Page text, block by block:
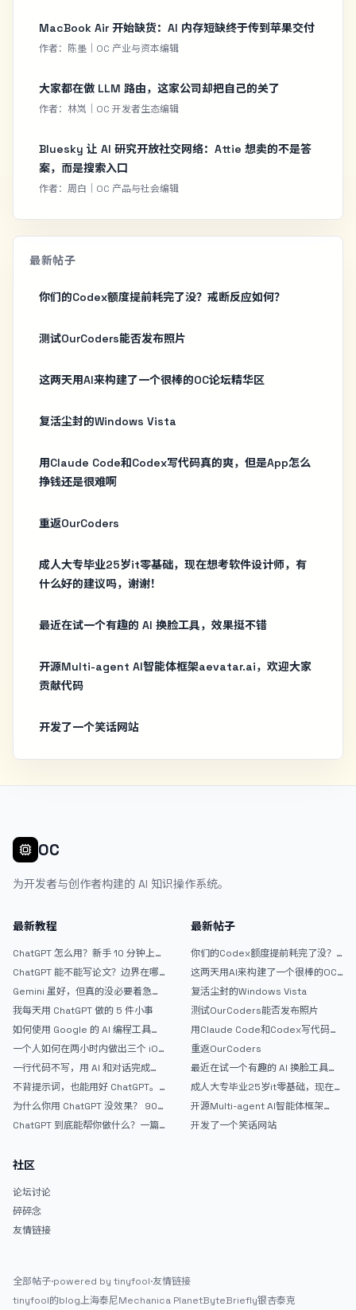
MacBook Air 开始缺货：AI 内存短缺终于传到苹果交付
作者：陈墨｜OC 产业与资本编辑
大家都在做 LLM 路由，这家公司却把自己的关了
作者：林岚｜OC 开发者生态编辑
Bluesky 让 AI 研究开放社交网络：Attie 想卖的不是答
案，而是搜索入口
作者：周白｜OC 产品与社会编辑
最新帖子
你们的Codex额度提前耗完了没？戒断反应如何？
测试OurCoders能否发布照片
这两天用AI来构建了一个很棒的OC论坛精华区
复活尘封的Windows Vista
用Claude Code和Codex写代码真的爽，但是App怎么
挣钱还是很难啊
重返OurCoders
成人大专毕业25岁it零基础，现在想考软件设计师，有
什么好的建议吗，谢谢！
最近在试一个有趣的 AI 换脸工具，效果挺不错
开源Multi-agent AI智能体框架aevatar.ai，欢迎大家
贡献代码
开发了一个笑话网站
OC
为开发者与创作者构建的 AI 知识操作系统。
最新教程
ChatGPT 怎么用？新手 10 分钟上手
ChatGPT 能不能写论文？边界在哪
Gemini 虽好，但真的没必要着急放
弃 ChatGPT
我每天用 ChatGPT 做的 5 件小事
如何使用 Google 的 AI 编程工具
AntiGravity：独立开发者的新时代
武器
一个人如何在两小时内做出三个 iOS
APP？｜AntiGravity + Gemini 3 实
战完整记录
一行代码不写，用 AI 和对话完成一
个完整网站：《图书天堂》实战记录
不背提示词，也能用好 ChatGPT。
一个万能提问模板
为什么你用 ChatGPT 没效果？ 90%
的人第一步就问错了
ChatGPT 到底能帮你做什么？一篇
最新帖子
你们的Codex额度提前耗完了没？
戒断反应如何？
这两天用AI来构建了一个很棒的OC
论坛精华区
复活尘封的Windows Vista
测试OurCoders能否发布照片
用Claude Code和Codex写代码真
的爽，但是App怎么挣钱还是很难啊
重返OurCoders
最近在试一个有趣的 AI 换脸工具，
效果挺不错
成人大专毕业25岁it零基础，现在想
考软件设计师，有什么好的建议吗，
谢谢！
开源Multi-agent AI智能体框架
aevatar.ai，欢迎大家贡献代码
开发了一个笑话网站
社区
论坛讨论
碎碎念
友情链接
全部帖子·powered by tinyfool·友情链接
tinyfool的blog上海泰尼Mechanica PlanetByteBriefly银杏泰克